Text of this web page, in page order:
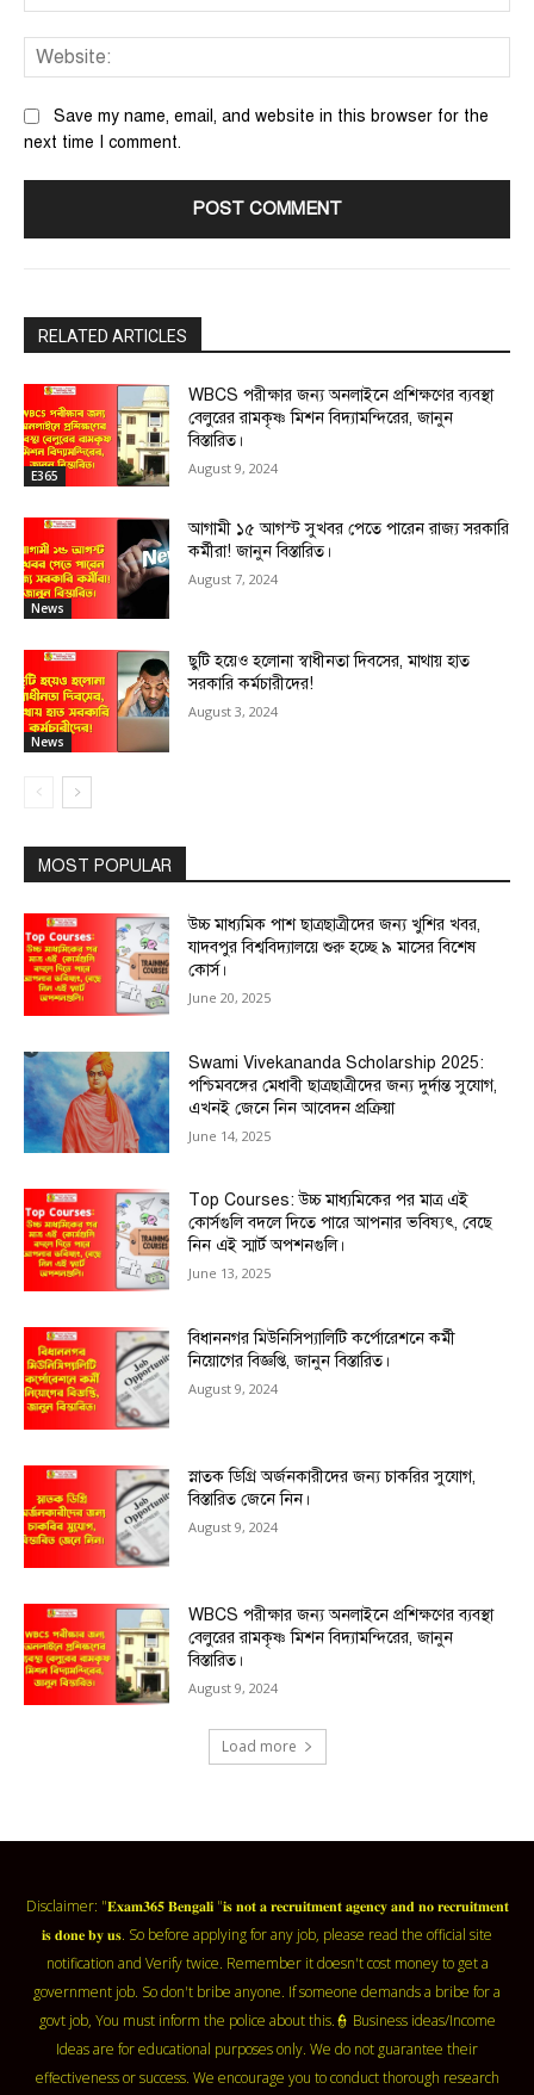
Save my name, email, and website in this browser for the
next time I comment.
RELATED ARTICLES
E365
WBCS পরীক্ষার জন্য অনলাইনে প্রশিক্ষণের ব্যবস্থা
বেলুরের রামকৃষ্ণ মিশন বিদ্যামন্দিরের, জানুন
বিস্তারিত।
August 9, 2024
News
আগামী ১৫ আগস্ট সুখবর পেতে পারেন রাজ্য সরকারি
কর্মীরা! জানুন বিস্তারিত।
August 7, 2024
News
ছুটি হয়েও হলোনা স্বাধীনতা দিবসের, মাথায় হাত
সরকারি কর্মচারীদের!
August 3, 2024
MOST POPULAR
উচ্চ মাধ্যমিক পাশ ছাত্রছাত্রীদের জন্য খুশির খবর,
যাদবপুর বিশ্ববিদ্যালয়ে শুরু হচ্ছে ৯ মাসের বিশেষ
কোর্স।
June 20, 2025
Swami Vivekananda Scholarship 2025:
পশ্চিমবঙ্গের মেধাবী ছাত্রছাত্রীদের জন্য দুর্দান্ত সুযোগ,
এখনই জেনে নিন আবেদন প্রক্রিয়া
June 14, 2025
Top Courses: উচ্চ মাধ্যমিকের পর মাত্র এই
কোর্সগুলি বদলে দিতে পারে আপনার ভবিষ্যৎ, বেছে
নিন এই স্মার্ট অপশনগুলি।
June 13, 2025
বিধাননগর মিউনিসিপ্যালিটি কর্পোরেশনে কর্মী
নিয়োগের বিজ্ঞপ্তি, জানুন বিস্তারিত।
August 9, 2024
স্নাতক ডিগ্রি অর্জনকারীদের জন্য চাকরির সুযোগ,
বিস্তারিত জেনে নিন।
August 9, 2024
WBCS পরীক্ষার জন্য অনলাইনে প্রশিক্ষণের ব্যবস্থা
বেলুরের রামকৃষ্ণ মিশন বিদ্যামন্দিরের, জানুন
বিস্তারিত।
August 9, 2024
Load more
Disclaimer: "𝐄𝐱𝐚𝐦𝟑𝟔𝟓 𝐁𝐞𝐧𝐠𝐚𝐥𝐢 "𝐢𝐬 𝐧𝐨𝐭 𝐚 𝐫𝐞𝐜𝐫𝐮𝐢𝐭𝐦𝐞𝐧𝐭 𝐚𝐠𝐞𝐧𝐜𝐲 𝐚𝐧𝐝 𝐧𝐨 𝐫𝐞𝐜𝐫𝐮𝐢𝐭𝐦𝐞𝐧𝐭
𝐢𝐬 𝐝𝐨𝐧𝐞 𝐛𝐲 𝐮𝐬. So before applying for any job, please read the official site
notification and Verify twice. Remember it doesn't cost money to get a
government job. So don't bribe anyone. If someone demands a bribe for a
govt job, You must inform the police about this.👮 Business ideas/Income
Ideas are for educational purposes only. We do not guarantee their
effectiveness or success. We encourage you to conduct thorough research